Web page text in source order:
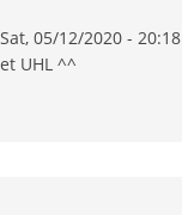
05/12/2020 - 20:18
UHL ^^